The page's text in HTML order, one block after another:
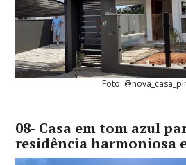
Foto:
08- Casa em tom azul
residência harmoniosa